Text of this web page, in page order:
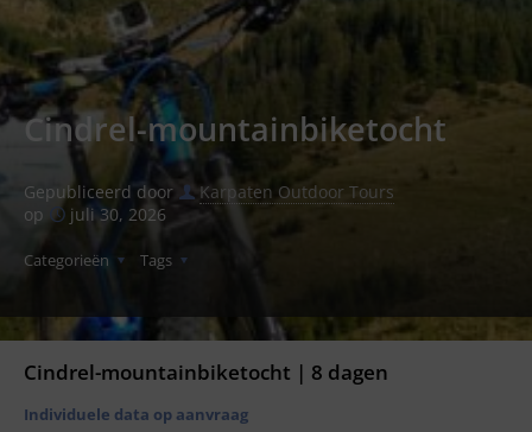
Cindrel-mountainbiketocht
Gepubliceerd door
Karpaten Outdoor Tours
op
juli 30, 2026
Categorieën Tags
Cindrel-mountainbiketocht | 8 dagen
Individuele data op aanvraag